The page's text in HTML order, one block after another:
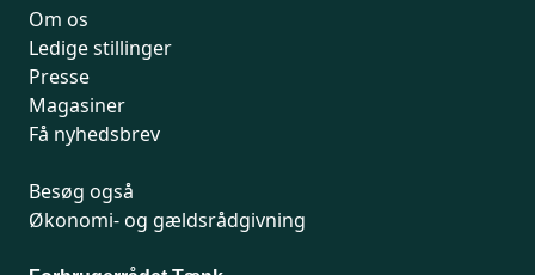
Om os
Ledige stillinger
Presse
Magasiner
Få nyhedsbrev
Besøg også
Økonomi- og gældsrådgivning